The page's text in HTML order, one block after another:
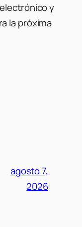
y
la próxima
agosto 7,
2026